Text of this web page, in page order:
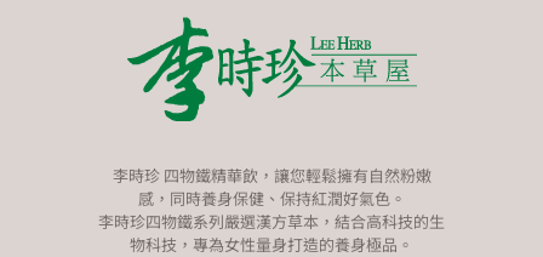
李時珍 四物鐵精華飲，讓您輕鬆擁有自然粉嫩
感，同時養身保健、保持紅潤好氣色。
李時珍四物鐵系列嚴選漢方草本，結合高科技的生
物科技，專為女性量身打造的養身極品。